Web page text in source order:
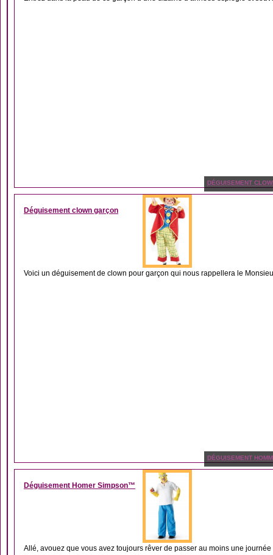
DÉGUISEMENT
Déguisement clown garçon
Voici un déguisement de clown pour garçon qui nous rappellera le
DÉGUISEMENT
Déguisement Homer Simpson™
Allé, avouez que vous avez toujours rêver de passer au moins une journée